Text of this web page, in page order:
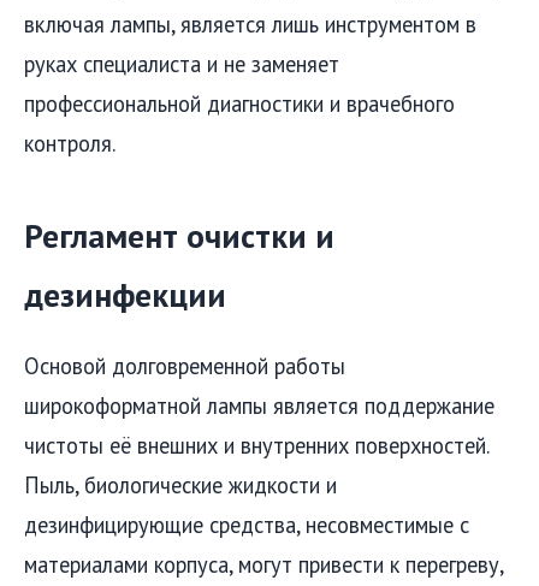
включая лампы, является лишь инструментом в
руках специалиста и не заменяет
профессиональной диагностики и врачебного
контроля.
Регламент очистки и
дезинфекции
Основой долговременной работы
широкоформатной лампы является поддержание
чистоты её внешних и внутренних поверхностей.
Пыль, биологические жидкости и
дезинфицирующие средства, несовместимые с
материалами корпуса, могут привести к перегреву,